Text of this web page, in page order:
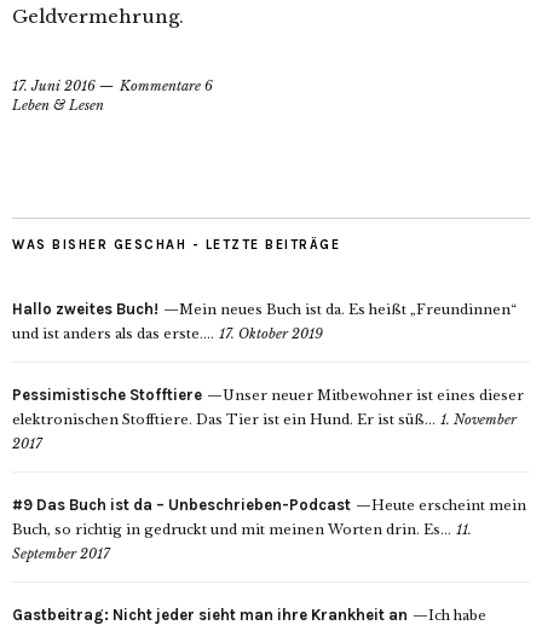
Geldvermehrung.
17. Juni 2016
Kommentare 6
Leben & Lesen
WAS BISHER GESCHAH - LETZTE BEITRÄGE
Hallo zweites Buch!
Mein neues Buch ist da. Es heißt „Freundinnen“
und ist anders als das erste.... 17. Oktober 2019
Pessimistische Stofftiere
Unser neuer Mitbewohner ist eines dieser
elektronischen Stofftiere. Das Tier ist ein Hund. Er ist süß... 1. November
2017
#9 Das Buch ist da – Unbeschrieben-Podcast
Heute erscheint mein
Buch, so richtig in gedruckt und mit meinen Worten drin. Es... 11.
September 2017
Gastbeitrag: Nicht jeder sieht man ihre Krankheit an
Ich habe